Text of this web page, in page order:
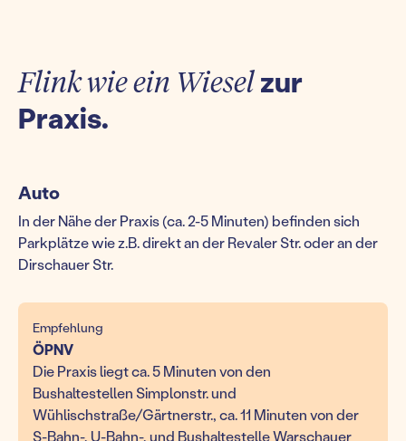
Flink wie ein Wieselzur
Praxis.
Empfehlung
ÖPNV
Die Praxis liegt ca. 5 Minuten von den
Bushaltestellen Simplonstr. und
Wühlischstraße/Gärtnerstr., ca. 11 Minuten von der
S-Bahn-, U-Bahn-, und Bushaltestelle Warschauer
Auto
In der Nähe der Praxis (ca. 2-5 Minuten) befinden sich
Parkplätze wie z.B. direkt an der Revaler Str. oder an der
Dirschauer Str.